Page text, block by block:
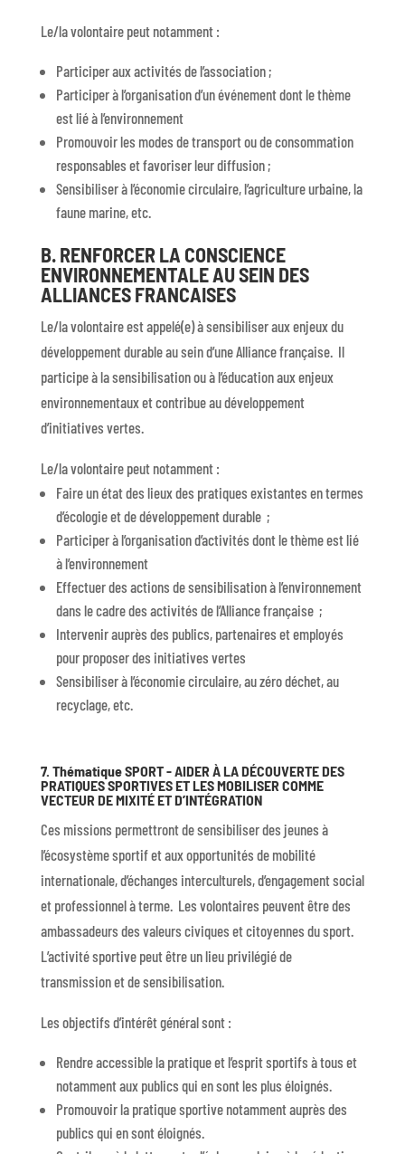
Le/la volontaire peut notamment :
Participer aux activités de l’association ;
Participer à l’organisation d’un événement dont le thème
est lié à l’environnement
Promouvoir les modes de transport ou de consommation
responsables et favoriser leur diffusion ;
Sensibiliser à l’économie circulaire, l’agriculture urbaine, la
faune marine, etc.
B. RENFORCER LA CONSCIENCE
ENVIRONNEMENTALE AU SEIN DES
ALLIANCES FRANCAISES
Le/la volontaire est appelé(e) à sensibiliser aux enjeux du
développement durable au sein d’une Alliance française. Il
participe à la sensibilisation ou à l’éducation aux enjeux
environnementaux et contribue au développement
d’initiatives vertes.
Le/la volontaire peut notamment :
Faire un état des lieux des pratiques existantes en termes
d’écologie et de développement durable ;
Participer à l’organisation d’activités dont le thème est lié
à l’environnement
Effectuer des actions de sensibilisation à l’environnement
dans le cadre des activités de l’Alliance française ;
Intervenir auprès des publics, partenaires et employés
pour proposer des initiatives vertes
Sensibiliser à l’économie circulaire, au zéro déchet, au
recyclage, etc.
7. Thématique SPORT - AIDER À LA DÉCOUVERTE DES
PRATIQUES SPORTIVES ET LES MOBILISER COMME
VECTEUR DE MIXITÉ ET D’INTÉGRATION
Ces missions permettront de sensibiliser des jeunes à
l’écosystème sportif et aux opportunités de mobilité
internationale, d’échanges interculturels, d’engagement social
et professionnel à terme. Les volontaires peuvent être des
ambassadeurs des valeurs civiques et citoyennes du sport.
L’activité sportive peut être un lieu privilégié de
transmission et de sensibilisation.
Les objectifs d’intérêt général sont :
Rendre accessible la pratique et l’esprit sportifs à tous et
notamment aux publics qui en sont les plus éloignés.
Promouvoir la pratique sportive notamment auprès des
publics qui en sont éloignés.